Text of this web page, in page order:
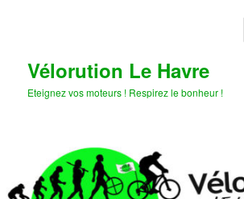
Vélorution Le Havre
Eteignez vos moteurs ! Respirez le bonheur !